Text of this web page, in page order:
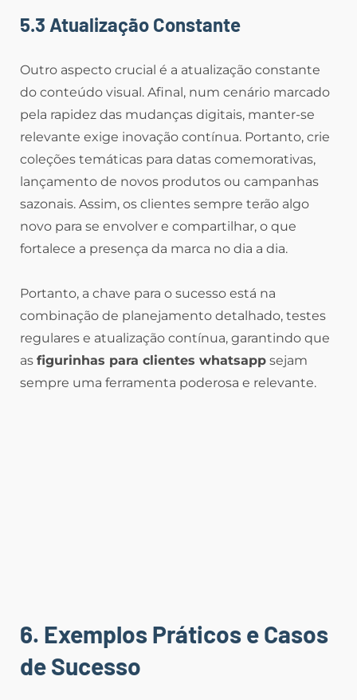
5.3 Atualização Constante
Outro aspecto crucial é a atualização constante
do conteúdo visual. Afinal, num cenário marcado
pela rapidez das mudanças digitais, manter-se
relevante exige inovação contínua. Portanto, crie
coleções temáticas para datas comemorativas,
lançamento de novos produtos ou campanhas
sazonais. Assim, os clientes sempre terão algo
novo para se envolver e compartilhar, o que
fortalece a presença da marca no dia a dia.
Portanto, a chave para o sucesso está na
combinação de planejamento detalhado, testes
regulares e atualização contínua, garantindo que
as figurinhas para clientes whatsapp sejam
sempre uma ferramenta poderosa e relevante.
6. Exemplos Práticos e Casos
de Sucesso